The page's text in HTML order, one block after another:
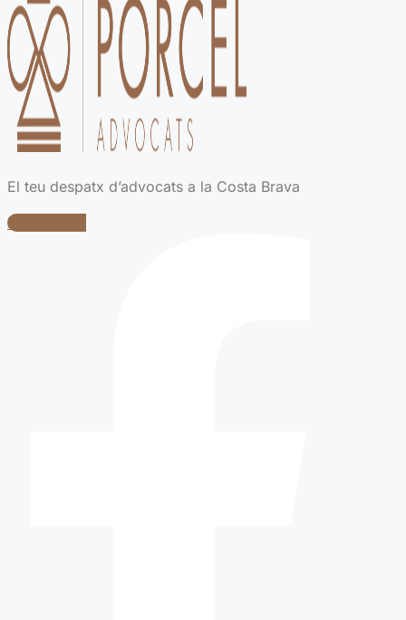
El teu despatx d’advocats a la Costa Brava
Facebook-f